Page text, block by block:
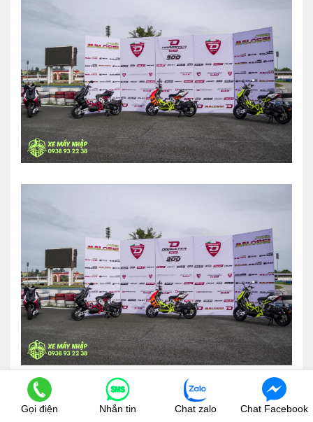
Gọi điện Nhắn tin Chat zalo Chat Facebook